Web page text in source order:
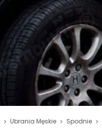
Ubrania Męskie Spodnie